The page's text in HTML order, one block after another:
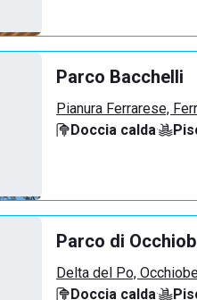
Parco Bacchelli
Pianura Ferrarese,
Doccia calda·
Parco di
Delta del Po,
Doccia calda·